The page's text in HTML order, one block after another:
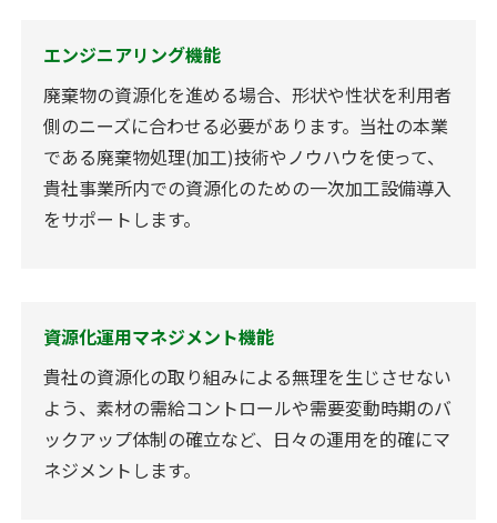
エンジニアリング機能
廃棄物の資源化を進める場合、形状や性状を利用者
側のニーズに合わせる必要があります。当社の本業
である廃棄物処理(加工)技術やノウハウを使って、
貴社事業所内での資源化のための一次加工設備導入
をサポートします。
資源化運用マネジメント機能
貴社の資源化の取り組みによる無理を生じさせない
よう、素材の需給コントロールや需要変動時期のバ
ックアップ体制の確立など、日々の運用を的確にマ
ネジメントします。